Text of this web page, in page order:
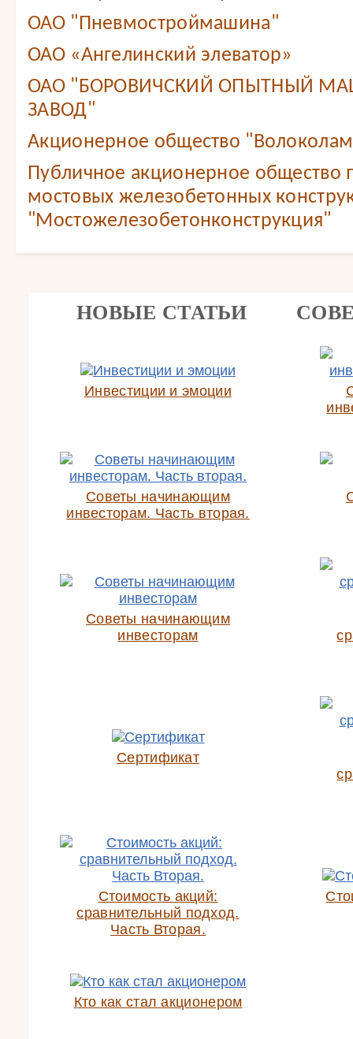
ОАО "Пневмостроймашина"
ОАО «Ангелинский элеватор»
ОАО "БОРОВИЧСКИЙ ОПЫТНЫЙ
ЗАВОД"
Акционерное общество
Публичное акционерное общество
мостовых железобетонных
"Мостожелезобетонконструкция"
НОВЫЕ СТАТЬИ
Инвестиции и эмоции
Советы начинающим
инвесторам. Часть вторая.
Советы начинающим
инвесторам
Сертификат
Стоимость акций:
сравнительный подход.
Часть Вторая.
Кто как стал акционером